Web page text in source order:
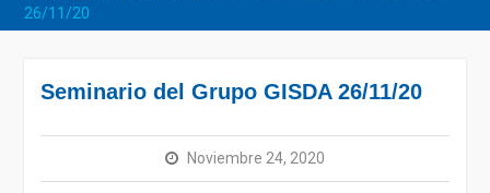
26/11/20
Seminario del Grupo GISDA 26/11/20
Noviembre 24, 2020